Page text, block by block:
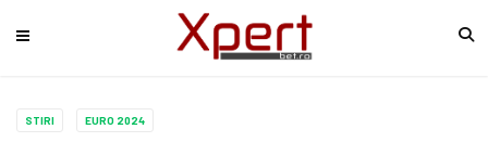
STIRI EURO 2024